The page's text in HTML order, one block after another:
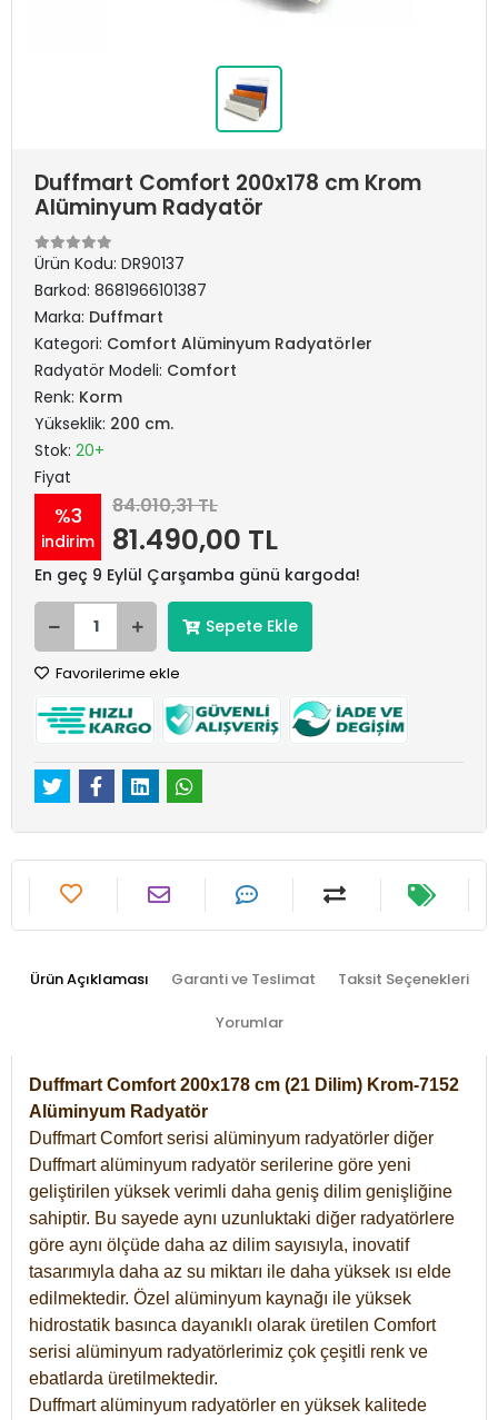
Duffmart Comfort 200x178 cm Krom
Alüminyum Radyatör
Ürün Kodu: DR90137
Barkod: 8681966101387
Marka: Duffmart
Kategori: Comfort Alüminyum Radyatörler
Radyatör Modeli: Comfort
Renk: Korm
Yükseklik: 200 cm.
Stok: 20+
Fiyat
%3
indirim
84.010,31 TL
81.490,00 TL
En geç 9 Eylül Çarşamba günü kargoda!
Sepete Ekle
Favorilerime ekle
Ürün Açıklaması Garanti ve Teslimat Taksit Seçenekleri
Yorumlar
Duffmart Comfort 200x178 cm (21 Dilim) Krom-7152
Alüminyum Radyatör
Duffmart Comfort serisi alüminyum radyatörler diğer
Duffmart alüminyum radyatör serilerine göre yeni
geliştirilen yüksek verimli daha geniş dilim genişliğine
sahiptir. Bu sayede aynı uzunluktaki diğer radyatörlere
göre aynı ölçüde daha az dilim sayısıyla, inovatif
tasarımıyla daha az su miktarı ile daha yüksek ısı elde
edilmektedir. Özel alüminyum kaynağı ile yüksek
hidrostatik basınca dayanıklı olarak üretilen Comfort
serisi alüminyum radyatörlerimiz çok çeşitli renk ve
ebatlarda üretilmektedir.
Duffmart alüminyum radyatörler en yüksek kalitede